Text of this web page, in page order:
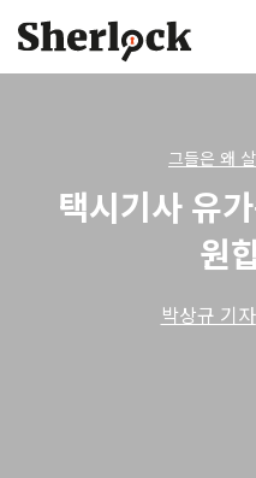
content
그들은 왜
택시기사 유
원
박상규 기자